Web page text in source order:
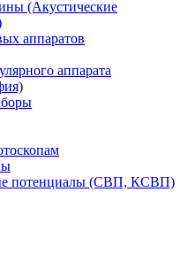
(Акустические
аппаратов
аппарата
потенциалы (СВП, КСВП)